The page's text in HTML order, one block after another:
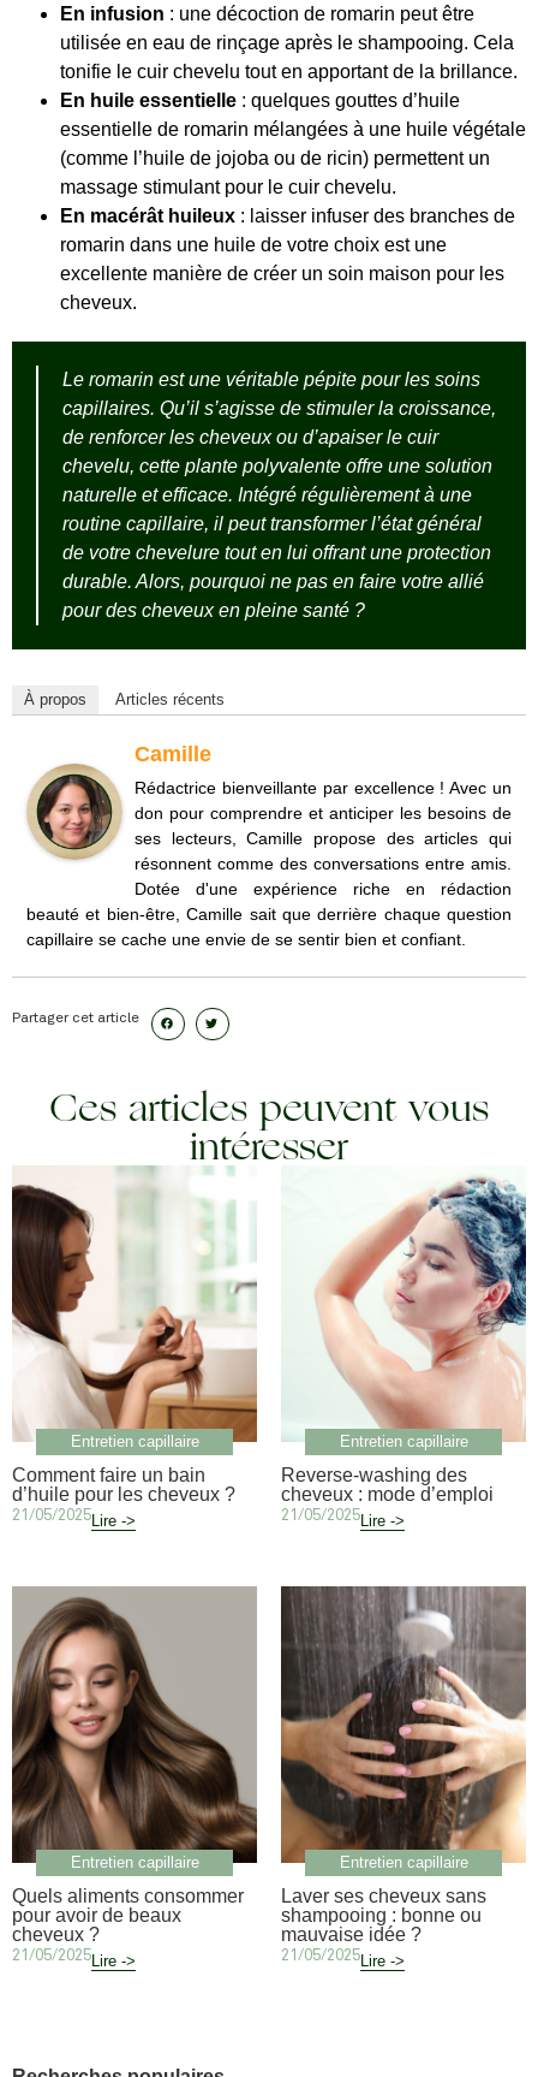
En infusion : une décoction de romarin peut être
utilisée en eau de rinçage après le shampooing. Cela
tonifie le cuir chevelu tout en apportant de la brillance.
En huile essentielle : quelques gouttes d’huile
essentielle de romarin mélangées à une huile végétale
(comme l’huile de jojoba ou de ricin) permettent un
massage stimulant pour le cuir chevelu.
En macérât huileux : laisser infuser des branches de
romarin dans une huile de votre choix est une
excellente manière de créer un soin maison pour les
cheveux.
Le romarin est une véritable pépite pour les soins
capillaires. Qu’il s’agisse de stimuler la croissance,
de renforcer les cheveux ou d’apaiser le cuir
chevelu, cette plante polyvalente offre une solution
naturelle et efficace. Intégré régulièrement à une
routine capillaire, il peut transformer l’état général
de votre chevelure tout en lui offrant une protection
durable. Alors, pourquoi ne pas en faire votre allié
pour des cheveux en pleine santé ?
À propos Articles récents
Camille
Rédactrice bienveillante par excellence ! Avec un
don pour comprendre et anticiper les besoins de
ses lecteurs, Camille propose des articles qui
résonnent comme des conversations entre amis.
Dotée d'une expérience riche en rédaction
beauté et bien-être, Camille sait que derrière chaque question
capillaire se cache une envie de se sentir bien et confiant.
Partager cet article
Ces articles peuvent vous
intéresser
Entretien capillaire
Comment faire un bain
d’huile pour les cheveux ?
21/05/2025 Lire ->
Entretien capillaire
Reverse-washing des
cheveux : mode d’emploi
21/05/2025 Lire ->
Entretien capillaire
Quels aliments consommer
pour avoir de beaux
cheveux ?
21/05/2025 Lire ->
Entretien capillaire
Laver ses cheveux sans
shampooing : bonne ou
mauvaise idée ?
21/05/2025 Lire ->